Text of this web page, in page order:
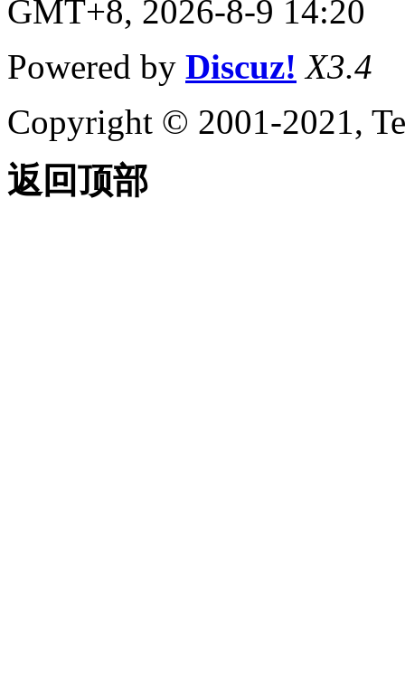
GMT+8, 2026-8-9 14:20
Powered by Discuz! X3.4
Copyright © 2001-2021,
返回顶部